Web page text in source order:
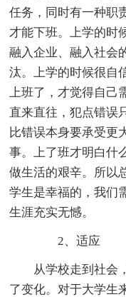
任务，同时有一种职
才能下班。上学的时
融入企业、融入社会
汰。上学的时候很自
上班了，才觉得自己
直来直往，犯点错误
比错误本身要承受更
事。上了班才明白什
做生活的艰辛。所以
学生是幸福的，我们
生涯充实无憾。
2、适应
从学校走到社会
了变化。对于大学生